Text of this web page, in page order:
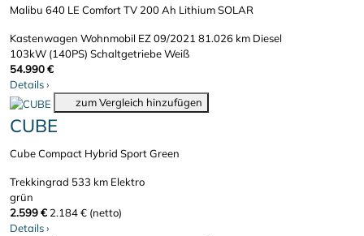
Malibu 640 LE Comfort TV 200 Ah Lithium SOLAR
Kastenwagen Wohnmobil EZ 09/2021 81.026 km Diesel
103kW (140PS) SchaltgetriebeWeiß
54.990 €
Details›
zum Vergleich hinzufügen
CUBE
Cube Compact Hybrid Sport Green
Trekkingrad 533 km Elektro
grün
2.599 € 2.184 € (netto)
Details›